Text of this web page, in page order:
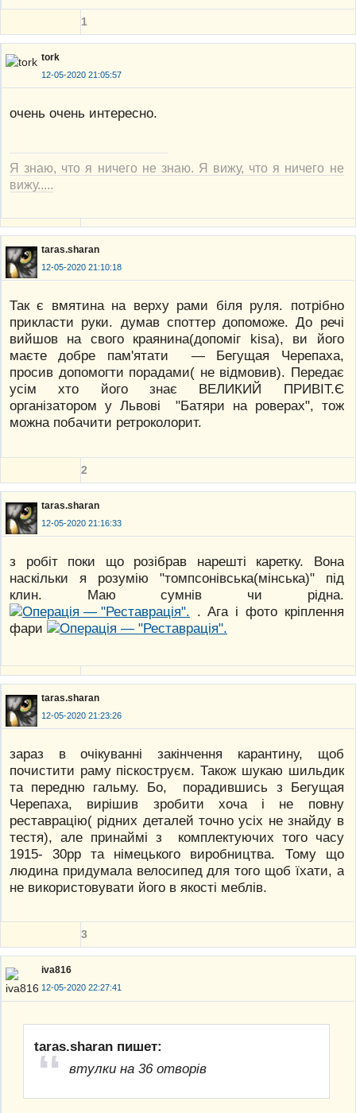
1
tork
12-05-2020 21:05:57
очень очень интересно.
Я знаю, что я ничего не знаю. Я вижу, что я ничего не
вижу.....
taras.sharan
12-05-2020 21:10:18
Так є вмятина на верху рами біля руля. потрібно
прикласти руки. думав споттер допоможе. До речі
вийшов на свого краянина(допоміг kisa), ви його
маєте добре пам'ятати — Бегущая Черепаха,
просив допомогти порадами( не відмовив). Передає
усім хто його знає ВЕЛИКИЙ ПРИВІТ.Є
організатором у Львові "Батяри на роверах", тож
можна побачити ретроколорит.
2
taras.sharan
12-05-2020 21:16:33
з робіт поки що розібрав нарешті каретку. Вона
наскільки я розумію "томпсонівська(мінська)" під
клин. Маю сумнів чи рідна.
. Ага і фото кріплення
фари
taras.sharan
12-05-2020 21:23:26
зараз в очікуванні закінчення карантину, щоб
почистити раму піскоструєм. Також шукаю шильдик
та передню гальму. Бо, порадившись з Бегущая
Черепаха, вирішив зробити хоча і не повну
реставрацію( рідних деталей точно усіх не знайду в
тестя), але принаймі з комплектуючих того часу
1915- 30рр та німецького виробництва. Тому що
людина придумала велосипед для того щоб їхати, а
не використовувати його в якості меблів.
3
iva816
12-05-2020 22:27:41
taras.sharan пишет:
втулки на 36 отворів